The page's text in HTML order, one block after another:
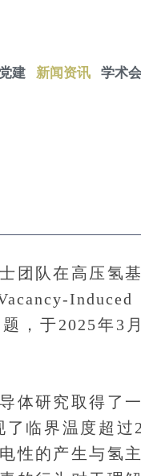
建 新闻资讯 学术
队在高压氢基
Induced
，于2025年3
研究取得了一
临界温度超过
性的产生与氢